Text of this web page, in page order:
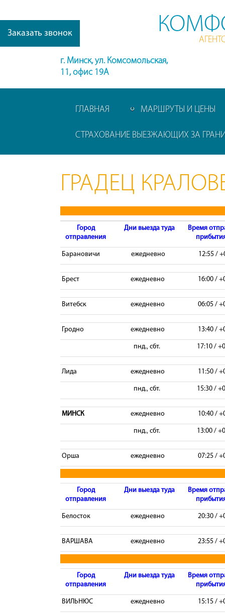
Заказать звонок
г. Минск, ул. Комсомольская,
11, офис 19А
ГЛАВНАЯ МАРШРУТЫ И ЦЕНЫ
СТРАХОВАНИЕ ВЫЕЗЖАЮЩИХ ЗА
ГРАДЕЦ
Город
отправления
Дни выезда туда
Время
Барановичи ежедневно 12:55 /
Брест ежедневно 16:00 /
Витебск ежедневно 06:05 /
Гродно ежедневно 13:40 /
пнд., сбт. 17:10 /
Лида ежедневно 11:50 /
пнд., сбт. 15:30 /
МИНСК ежедневно 10:40 /
пнд., сбт. 13:00 /
Орша ежедневно 07:25 /
Город
отправления
Дни выезда туда
Время
Белосток ежедневно 20:30 /
ВАРШАВА ежедневно 23:55 /
Город
отправления
Дни выезда туда
Время
ВИЛЬНЮС ежедневно 15:15 /